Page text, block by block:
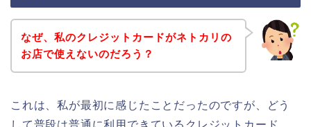
なぜ、私のクレジットカードがネトカリの
お店で使えないのだろう？
これは、私が最初に感じたことだったのですが、どう
して普段は普通に利用できているクレジットカード